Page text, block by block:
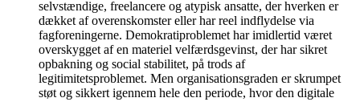
selvstændige, freelancere og atypisk ansatte, der hverken er
dækket af overenskomster eller har reel indflydelse via
fagforeningerne. Demokratiproblemet har imidlertid været
overskygget af en materiel velfærdsgevinst, der har sikret
opbakning og social stabilitet, på trods af
legitimitetsproblemet. Men organisationsgraden er skrumpet
støt og sikkert igennem hele den periode, hvor den digitale